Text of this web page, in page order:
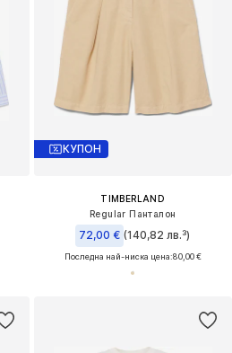
КУПОН
TIMBERLAND
Regular Панталон
72,00 € (140,82 лв.³)
Последна най-ниска цена:80,00 €